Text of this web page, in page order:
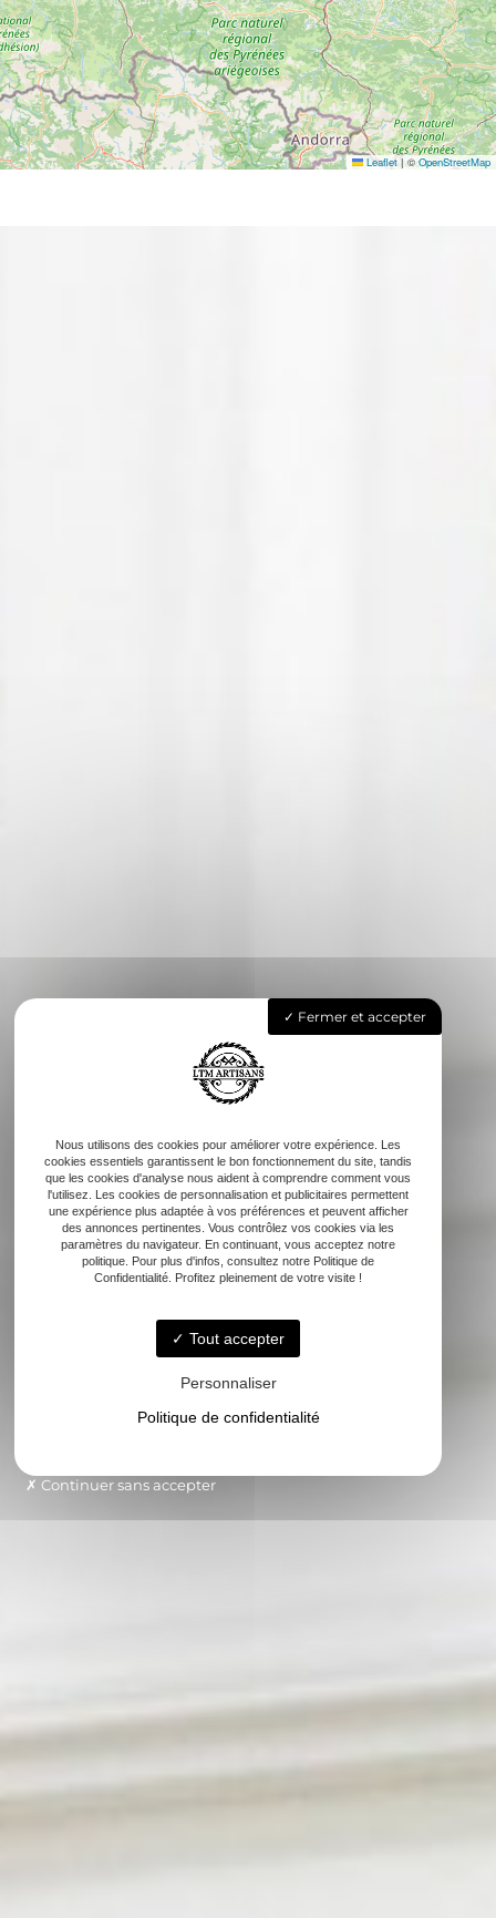
Leaflet |©OpenStreetMap
Fermer et accepter
Nous utilisons des cookies pour améliorer votre expérience. Les
cookies essentiels garantissent le bon fonctionnement du site, tandis
que les cookies d'analyse nous aident à comprendre comment vous
l'utilisez. Les cookies de personnalisation et publicitaires permettent
une expérience plus adaptée à vos préférences et peuvent afficher
des annonces pertinentes. Vous contrôlez vos cookies via les
paramètres du navigateur. En continuant, vous acceptez notre
politique. Pour plus d'infos, consultez notre Politique de
Confidentialité. Profitez pleinement de votre visite !
Tout accepter
Personnaliser
Politique de confidentialité
Continuer sans accepter